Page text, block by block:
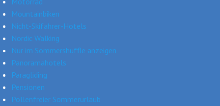
Mountainbiken
Nicht-Skifahrer-Hotels
Nordic Walking
Nur im Sommershuffle anzeigen
Panoramahotels
Paragliding
Pensionen
Pollenfreier Sommerurlaub